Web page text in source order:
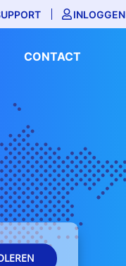
INLOGGEN
CONTACT